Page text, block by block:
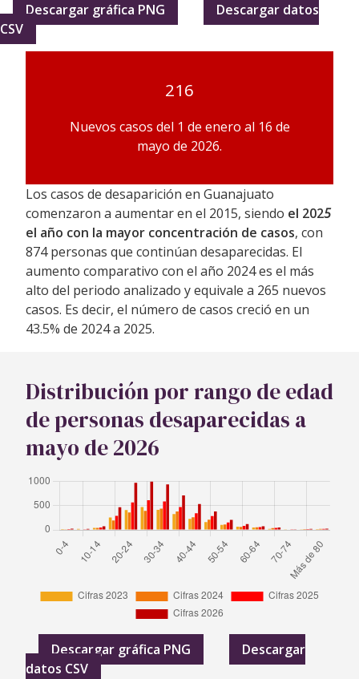
Descargar gráfica PNG
Descargar datos
CSV
216
Nuevos casos del 1 de enero al 16 de
mayo de 2026.
Los casos de desaparición en Guanajuato
comenzaron a aumentar en el 2015, siendo el 2025
el año con la mayor concentración de casos, con
874 personas que continúan desaparecidas. El
aumento comparativo con el año 2024 es el más
alto del periodo analizado y equivale a 265 nuevos
casos. Es decir, el número de casos creció en un
43.5% de 2024 a 2025.
Distribución por rango de edad
de personas desaparecidas a
mayo de 2026
Descargar gráfica PNG
Descargar
datos CSV